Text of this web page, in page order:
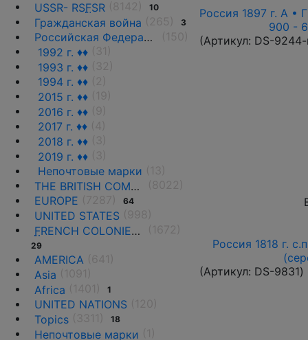
USSR- RSFSR 10
Гражданская война 3
Российская Федерация(1992 г.-н.д.)
1992 г. ♦♦
1993 г. ♦♦
1994 г. ♦♦
2015 г. ♦♦
2016 г. ♦♦
2017 г. ♦♦
2018 г. ♦♦
2019 г. ♦♦
Непочтовые марки
THE BRITISH COMMONWEALTH
EUROPE
64
UNITED STATES
FRENCH COLONIES AND THE TERRITORIES
29
AMERICA
Asia
Africa
1
UNITED NATIONS
Topics
18
Непочтовые марки
Россия 1897 г. А •
900 -
(Артикул: DS-
Россия 1818 г.
(Артикул: DS-9831)